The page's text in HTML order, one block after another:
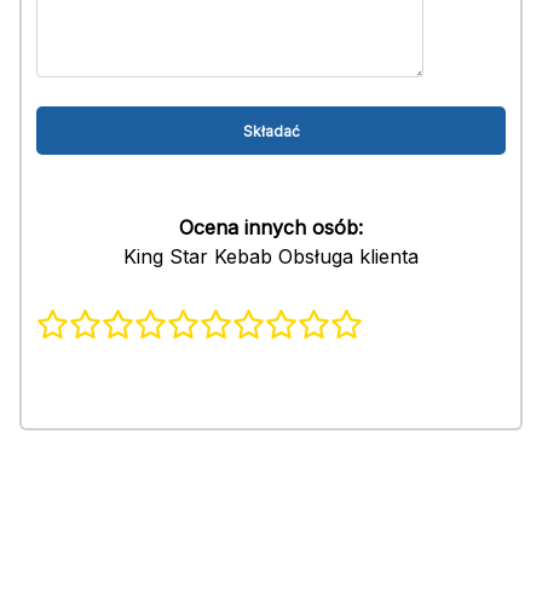
Ocena innych osób:
King Star Kebab Obsługa klienta